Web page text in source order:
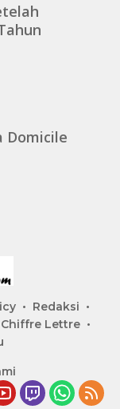
Domicile
Redaksi
Chiffre Lettre